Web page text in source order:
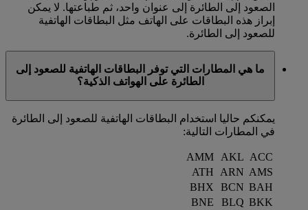
الصعود إلى الطائرة إلى عنوان واحد، ثم طباعتها. لا يمكن
إبراز هذه البطاقات على الهاتف مثل البطاقات الهاتفية
للصعود إلى الطائرة.
ما هي المطارات التي توفر البطاقات الهاتفية للصعود إلى
الطائرة على الهواتف الذكية؟
يمكنكم حاليا استخدام البطاقات الهاتفية للصعود إلى الطائرة
في المطارات التالية:
ACC
AKL
AMM
AMS
ARN
ATH
BAH
BCN
BHX
BKK
BLQ
BNE